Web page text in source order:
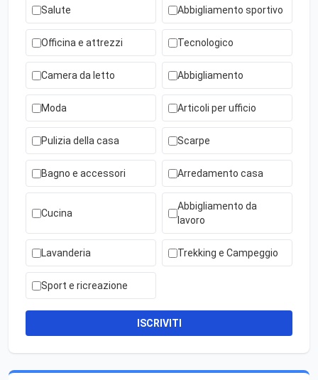
Salute Abbigliamento sportivo
Officina e attrezzi Tecnologico
Camera da letto Abbigliamento
Moda Articoli per ufficio
Pulizia della casa Scarpe
Bagno e accessori Arredamento casa
Cucina
Abbigliamento da
lavoro
Lavanderia Trekking e Campeggio
Sport e ricreazione
ISCRIVITI